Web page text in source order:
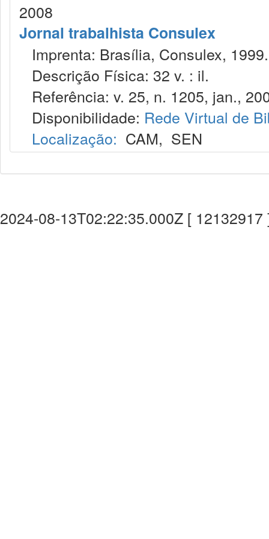
2008
Jornal trabalhista Consulex
Imprenta: Brasília, Consulex, 1999.
Descrição Física: 32 v. : il.
Referência: v. 25, n. 1205, jan.,
Disponibilidade: Rede Virtual de
Localização: CAM, SEN
2024-08-13T02:22:35.000Z [ 12132917